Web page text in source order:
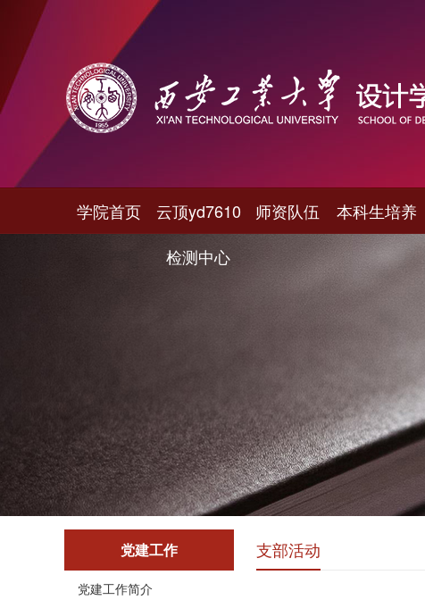
学院首页
云顶yd7610
检测中心
师资队伍 本科生培养
党建工作
党建工作简介
支部活动